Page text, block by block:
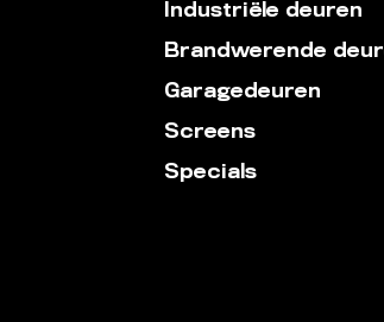
Industriële deuren
Brandwerende
Garagedeuren
Screens
Specials